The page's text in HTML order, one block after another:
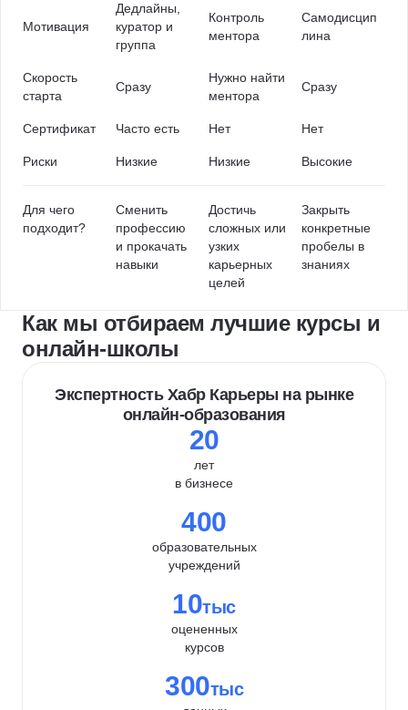
Мотивация
Дедлайны,
куратор и
группа
Контроль
ментора
Самодисцип
лина
Скорость
старта
Сразу
Нужно найти
ментора
Сразу
Сертификат Часто есть Нет Нет
Риски Низкие Низкие Высокие
Для чего
подходит?
Сменить
профессию
и прокачать
навыки
Достичь
сложных или
узких
карьерных
целей
Закрыть
конкретные
пробелы в
знаниях
Как мы отбираем лучшие курсы и
онлайн-школы
Экспертность Хабр Карьеры на рынке
онлайн-образования
20
лет
в бизнесе
400
образовательных
учреждений
10тыс
оцененных
курсов
300тыс